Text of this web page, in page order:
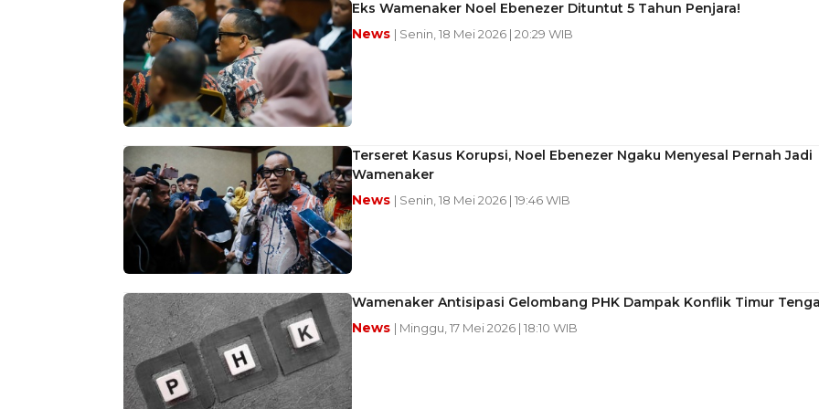
Eks Wamenaker Noel Ebenezer Dituntut 5 Tahun Penjara!
News | Senin, 18 Mei 2026 | 20:29 WIB
Terseret Kasus Korupsi, Noel Ebenezer Ngaku Menyesal Pernah Jadi
Wamenaker
News | Senin, 18 Mei 2026 | 19:46 WIB
Wamenaker Antisipasi Gelombang PHK Dampak Konflik Timur
News | Minggu, 17 Mei 2026 | 18:10 WIB